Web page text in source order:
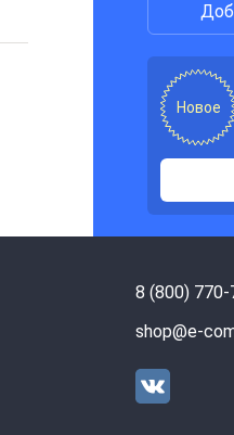
Новое
8 (800)
shop@e-